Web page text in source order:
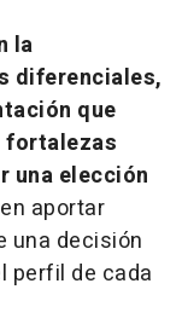
la
diferenciales,
que
fortalezas
una elección
aportar
una decisión
perfil de cada